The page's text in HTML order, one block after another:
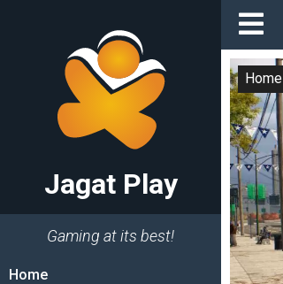
Jagat Play
Gaming at its best!
Home
Home